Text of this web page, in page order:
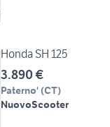
Honda SH 125
3.890 €
Paterno' (CT)
NuovoScooter